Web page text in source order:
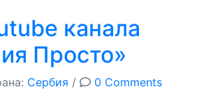
канала
Просто»
Сербия / 0 Comments